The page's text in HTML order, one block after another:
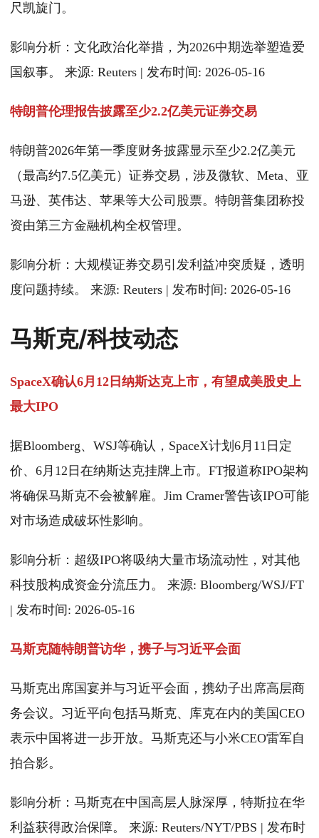
尺凯旋门。
影响分析：文化政治化举措，为2026中期选举塑造爱
国叙事。 来源: Reuters | 发布时间: 2026-05-16
特朗普伦理报告披露至少2.2亿美元证券交易
特朗普2026年第一季度财务披露显示至少2.2亿美元
（最高约7.5亿美元）证券交易，涉及微软、Meta、亚
马逊、英伟达、苹果等大公司股票。特朗普集团称投
资由第三方金融机构全权管理。
影响分析：大规模证券交易引发利益冲突质疑，透明
度问题持续。 来源: Reuters | 发布时间: 2026-05-16
马斯克/科技动态
SpaceX确认6月12日纳斯达克上市，有望成美股史上
最大IPO
据Bloomberg、WSJ等确认，SpaceX计划6月11日定
价、6月12日在纳斯达克挂牌上市。FT报道称IPO架构
将确保马斯克不会被解雇。Jim Cramer警告该IPO可能
对市场造成破坏性影响。
影响分析：超级IPO将吸纳大量市场流动性，对其他
科技股构成资金分流压力。 来源: Bloomberg/WSJ/FT
| 发布时间: 2026-05-16
马斯克随特朗普访华，携子与习近平会面
马斯克出席国宴并与习近平会面，携幼子出席高层商
务会议。习近平向包括马斯克、库克在内的美国CEO
表示中国将进一步开放。马斯克还与小米CEO雷军自
拍合影。
影响分析：马斯克在中国高层人脉深厚，特斯拉在华
利益获得政治保障。 来源: Reuters/NYT/PBS | 发布时